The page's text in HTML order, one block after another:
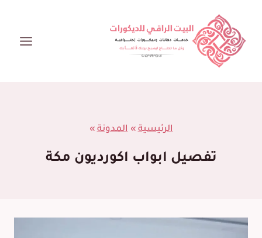
المحتوى
الرئيسية»المدونة»
تفصيل ابواب اكورديون مكة